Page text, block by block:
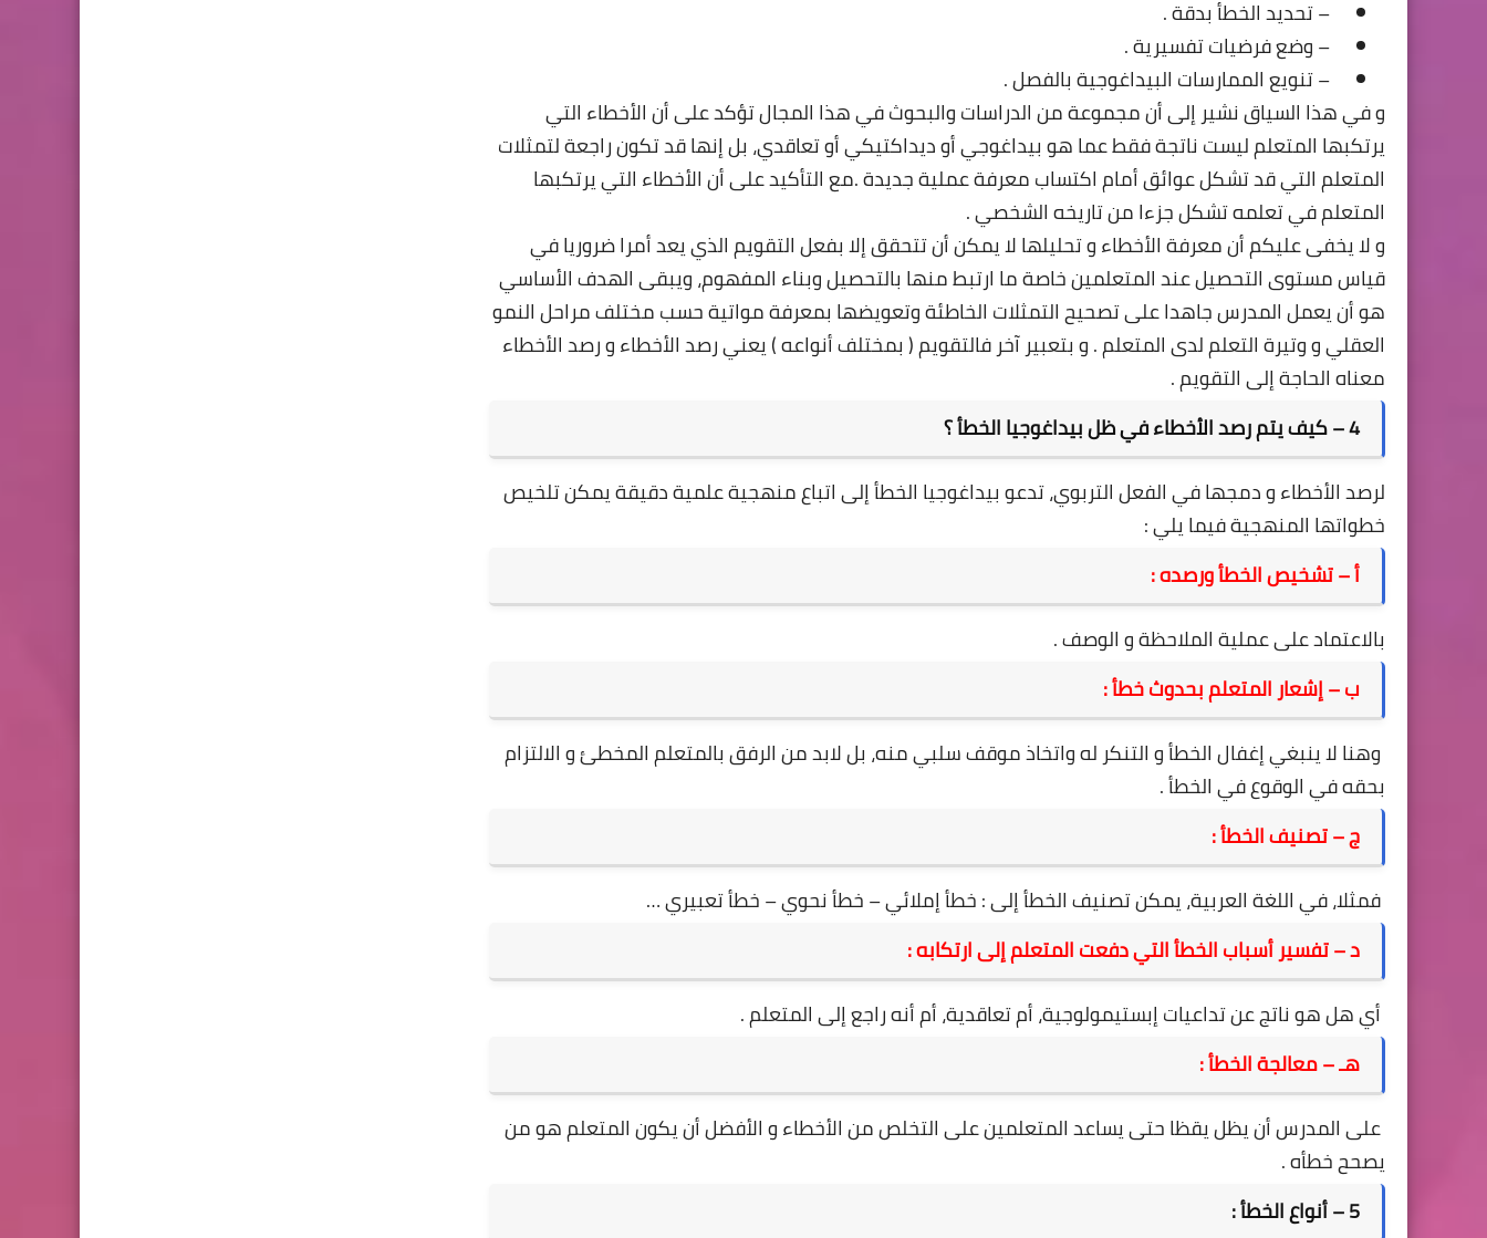
– تحديد الخطأ بدقة .
– وضع فرضيات تفسيرية .
– تنويع الممارسات البيداغوجية بالفصل .
و في هذا السياق نشير إلى أن مجموعة من الدراسات والبحوث في هذا المجال تؤكد على أن الأخطاء التي
يرتكبها المتعلم ليست ناتجة فقط عما هو بيداغوجي أو ديداكتيكي أو تعاقدي، بل إنها قد تكون راجعة لتمثلات
المتعلم التي قد تشكل عوائق أمام اكتساب معرفة عملية جديدة .مع التأكيد على أن الأخطاء التي يرتكبها
المتعلم في تعلمه تشكل جزءا من تاريخه الشخصي .
و لا يخفى عليكم أن معرفة الأخطاء و تحليلها لا يمكن أن تتحقق إلا بفعل التقويم الذي يعد أمرا ضروريا في
قياس مستوى التحصيل عند المتعلمين خاصة ما ارتبط منها بالتحصيل وبناء المفهوم، ويبقى الهدف الأساسي
هو أن يعمل المدرس جاهدا على تصحيح التمثلات الخاطئة وتعويضها بمعرفة مواتية حسب مختلف مراحل النمو
العقلي و وتيرة التعلم لدى المتعلم . و بتعبير آخر فالتقويم ( بمختلف أنواعه ) يعني رصد الأخطاء و رصد الأخطاء
معناه الحاجة إلى التقويم .
4 – كيف يتم رصد الأخطاء في ظل بيداغوجيا الخطأ ؟
لرصد الأخطاء و دمجها في الفعل التربوي، تدعو بيداغوجيا الخطأ إلى اتباع منهجية علمية دقيقة يمكن تلخيص
خطواتها المنهجية فيما يلي :
أ – تشخيص الخطأ ورصده :
بالاعتماد على عملية الملاحظة و الوصف .
ب – إشعار المتعلم بحدوث خطأ :
وهنا لا ينبغي إغفال الخطأ و التنكر له واتخاذ موقف سلبي منه، بل لابد من الرفق بالمتعلم المخطئ و الالتزام
بحقه في الوقوع في الخطأ .
ج – تصنيف الخطأ :
فمثلا، في اللغة العربية، يمكن تصنيف الخطأ إلى : خطأ إملائي – خطأ نحوي – خطأ تعبيري …
د – تفسير أسباب الخطأ التي دفعت المتعلم إلى ارتكابه :
أي هل هو ناتج عن تداعيات إبستيمولوجية، أم تعاقدية، أم أنه راجع إلى المتعلم .
هـ – معالجة الخطأ :
على المدرس أن يظل يقظا حتى يساعد المتعلمين على التخلص من الأخطاء و الأفضل أن يكون المتعلم هو من
يصحح خطأه .
5 – أنواع الخطأ :